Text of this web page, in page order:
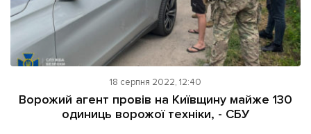
18 серпня 2022, 12:40
Ворожий агент провів на Київщину майже 130
одиниць ворожої техніки, - СБУ